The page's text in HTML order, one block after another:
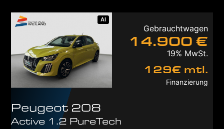
AI
Gebrauchtwagen
14.900 €
19% MwSt.
129€ mtl.
Finanzierung
Peugeot 208
Active 1.2 PureTech